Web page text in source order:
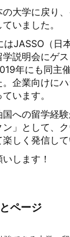
の大学に戻り
いました。
はJASSO（日
説明会にゲ
年にも同主
企業向けに
います。
への留学経
ン」として、
しく発信して
します！
ページ